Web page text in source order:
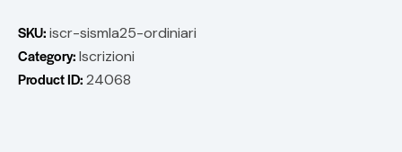
SKU:iscr-sismla25-ordiniari
Category:Iscrizioni
Product ID:24068